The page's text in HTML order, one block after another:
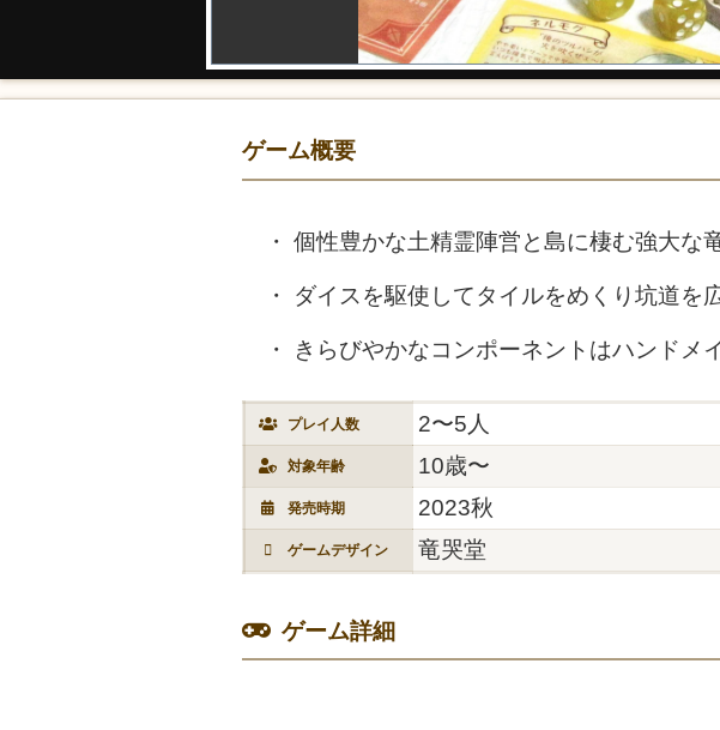
ゲーム概要
個性豊かな土精霊陣営と島に棲む強大な
ダイスを駆使してタイルをめくり坑道を
きらびやかなコンポーネントはハンドメ
プレイ人数 2〜5人
対象年齢 10歳〜
発売時期 2023秋
ゲームデザイン 竜哭堂
ゲーム詳細